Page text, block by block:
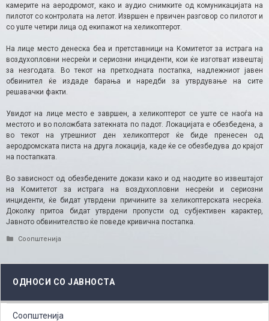
камерите на аеродромот, како и аудио снимките од комуникацијата на
пилотот со контролата на летот. Извршен е првичен разговор со пилотот и
со уште четири лица од екипажот на хеликоптерот.
На лице место денеска беа и претставници на Комитетот за истрага на
воздухопловни несреќи и сериозни инциденти, кои ќе изготват извештај
за незгодата. Во текот на претходната постапка, надлежниот јавен
обвинител ќе издаде барања и наредби за утврдување на сите
решавачки факти.
Увидот на лице место е завршен, а хеликоптерот се уште се наоѓа на
местото и во положбата затекната по падот. Локацијата е обезбедена, а
во текот на утрешниот ден хеликоптерот ќе биде пренесен од
аеродромската писта на друга локација, каде ќе се обезбедува до крајот
на постапката.
Во зависност од обезбедените докази како и од наодите во извештајот
на Комитетот за истрага на воздухопловни несреќи и сериозни
инциденти, ќе бидат утврдени причините за хеликоптерската несреќа.
Доколку притоа бидат утврдени пропусти од субјективен карактер,
Јавното обвинителство ќе поведе кривична постапка.
Categories
Соопштенија
ОДНОСИ СО ЈАВНОСТА
Соопштенија